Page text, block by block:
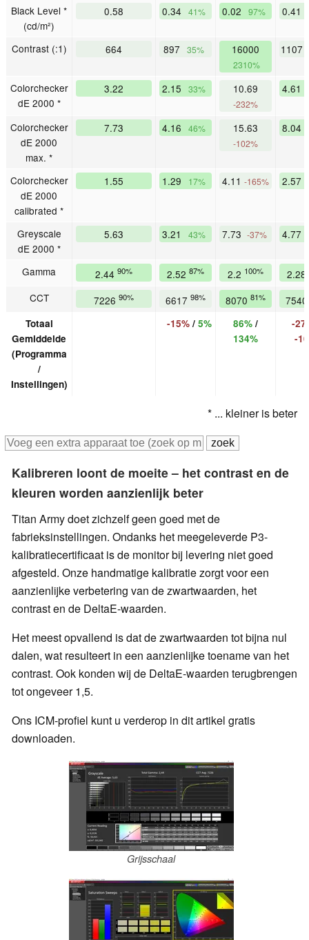
Black Level *
(cd/m²)
0.58 0.34 41% 0.02 97% 0.41
Contrast (:1) 664 897 35% 16000
2310%
1107
Colorchecker
dE 2000 *
3.22 2.15 33% 10.69
-232%
4.61
Colorchecker
dE 2000
max. *
7.73 4.16 46% 15.63
-102%
8.04
Colorchecker
dE 2000
calibrated *
1.55 1.29 17% 4.11 -165% 2.57
Greyscale
dE 2000 *
5.63 3.21 43% 7.73 -37% 4.77
Gamma 2.44 90% 2.52 87% 2.2 100%
2.28
CCT
7226 90% 6617 98% 8070 81%
Totaal
Gemiddelde
(Programma
/
Instellingen)
-15%/ 5% 86% /
134%
-
-
* ... kleiner is beter
Kalibreren loont de moeite – het contrast en de
kleuren worden aanzienlijk beter
Titan Army doet zichzelf geen goed met de
fabrieksinstellingen. Ondanks het meegeleverde P3-
kalibratiecertificaat is de monitor bij levering niet goed
afgesteld. Onze handmatige kalibratie zorgt voor een
aanzienlijke verbetering van de zwartwaarden, het
contrast en de DeltaE-waarden.
Het meest opvallend is dat de zwartwaarden tot bijna nul
dalen, wat resulteert in een aanzienlijke toename van het
contrast. Ook konden wij de DeltaE-waarden terugbrengen
tot ongeveer 1,5.
Ons ICM-profiel kunt u verderop in dit artikel gratis
downloaden.
Grijsschaal